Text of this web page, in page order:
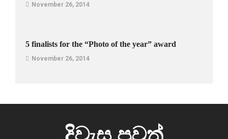
November 26, 2014
5 finalists for the “Photo of the year” award
November 26, 2014